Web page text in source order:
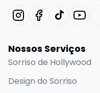
Nossos Serviços
Sorriso de Hollywood
Design do Sorriso